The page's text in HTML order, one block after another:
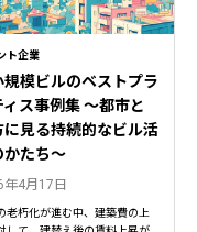
閉じる
ト企業
規模ビルのベストプラ
ィス事例集 ～都市と
に見る持続的なビル活
かたち～
年4月17日
老朽化が進む中、建築費の上